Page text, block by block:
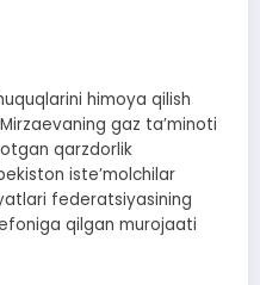
himoya qilish
gaz ta’minoti
qarzdorlik
iste’molchilar
federatsiyasining
qilgan murojaati